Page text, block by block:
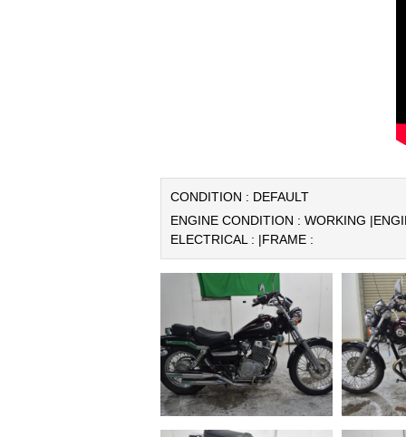
CONDITION : DEFAULT
ENGINE CONDITION : WORKING |
ELECTRICAL : |FRAME :